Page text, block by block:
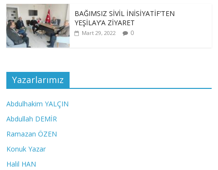
BAĞIMSIZ SİVİL İNİSİYATİF’TEN
YEŞİLAY’A ZİYARET
Mart 29, 2022 0
Yazarlarımız
Abdulhakim YALÇIN
Abdullah DEMİR
Ramazan ÖZEN
Konuk Yazar
Halil HAN